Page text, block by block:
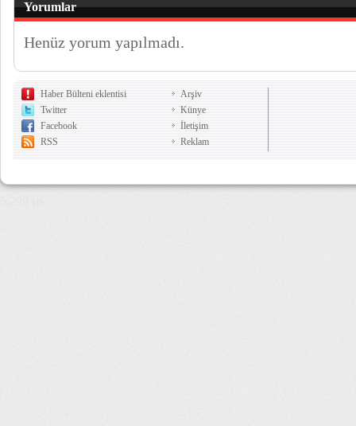
Yorumlar
Henüz yorum yapılmadı.
Haber Bülteni eklentisi
Twitter
Facebook
RSS
Arşiv
Künye
İletişim
Reklam